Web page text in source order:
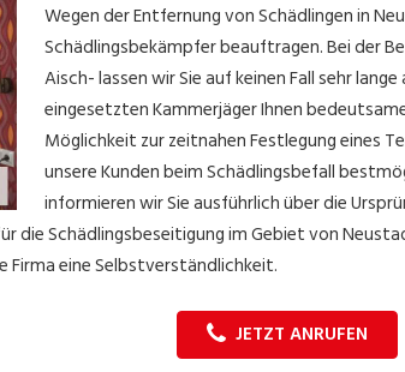
Wegen der Entfernung von Schädlingen in
Schädlingsbekämpfer beauftragen. Bei der
Aisch- lassen wir Sie auf keinen Fall sehr
eingesetzten Kammerjäger Ihnen
Möglichkeit zur zeitnahen Festlegung eines
unsere Kunden beim Schädlingsbefall
informieren wir Sie ausführlich über die
die Schädlingsbeseitigung im Gebiet von
eine Selbstverständlichkeit.
JETZT ANRUFEN